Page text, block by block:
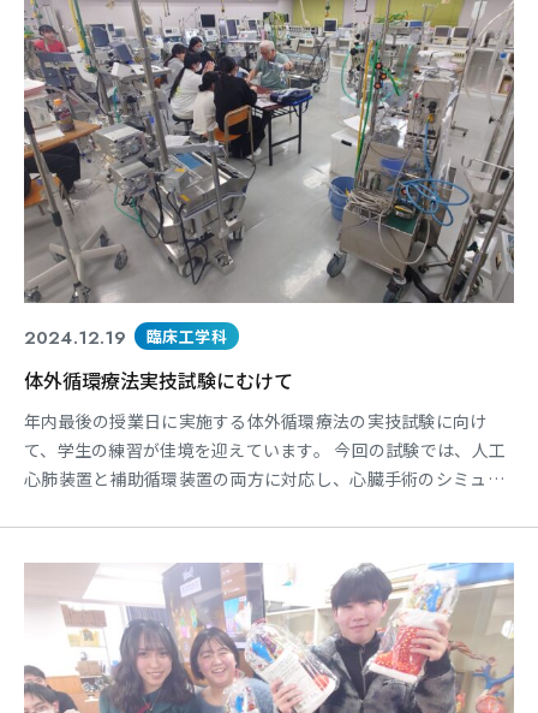
2024.12.19 臨床工学科
体外循環療法実技試験にむけて
年内最後の授業日に実施する体外循環療法の実技試験に向け
て、学生の練習が佳境を迎えています。 今回の試験では、人工
心肺装置と補助循環装置の両方に対応し、心臓手術のシミュレ
リオに基づき、装置の操作手順やトラブルシューティング能力
が試されます。 実技だけでなく、口頭試問も実施し、理論的な
知識の習得度も評価します。限られた時間の中で、学生たちは
日々研